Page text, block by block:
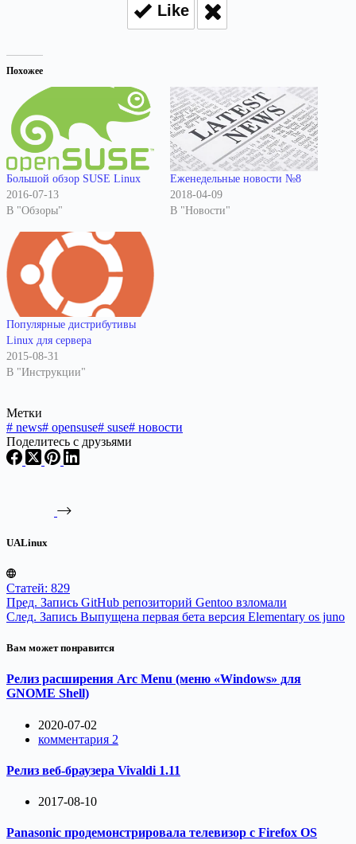
Like
Похожее
Большой обзор SUSE Linux
2016-07-13
В "Обзоры"
Еженедельные новости №8
2018-04-09
В "Новости"
Популярные дистрибутивы
Linux для сервера
2015-08-31
В "Инструкции"
Метки
# news# opensuse# suse# новости
Поделитесь с друзьями
UALinux
Статей: 829
Пред. Запись GitHub репозиторий Gentoo взломали
След. Запись Выпущена первая бета версия Elementary os juno
Вам может понравится
Релиз расширения Arc Menu (меню «Windows» для
GNOME Shell)
2020-07-02
комментария 2
Релиз веб-браузера Vivaldi 1.11
2017-08-10
Panasonic продемонстрировала телевизор с Firefox OS